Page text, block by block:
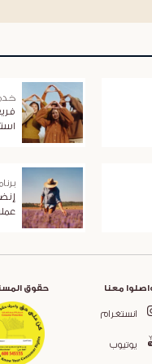
معنا
انستغرام
يوتيوب
حقوق